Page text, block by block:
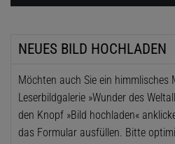
NEUES BILD HOCHLADEN
Möchten auch Sie ein himmlisches
Leserbildgalerie »Wunder des
den Knopf »Bild hochladen«
das Formular ausfüllen. Bitte